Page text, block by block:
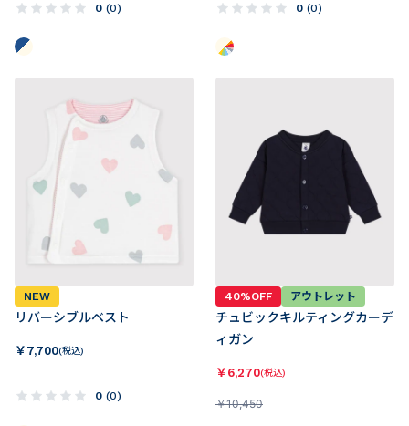
0 (0) 0 (0)
NEW
リバーシブルベスト
￥ 7,700(税込)
0 (0)
40%OFF アウトレット
チュビックキルティングカーデ
ィガン
￥ 6,270(税込)
￥10,450